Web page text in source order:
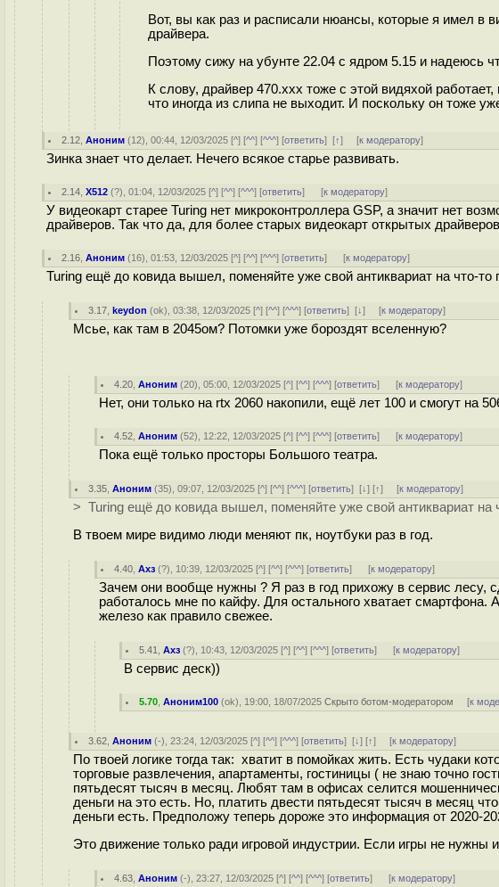
Вот, вы как раз и расписали нюансы, которые я имел в
драйвера.
Поэтому сижу на убунте 22.04 с ядром 5.15 и надеюсь
К слову, драйвер 470.ххх тоже с этой видяхой
что иногда из слипа не выходит. И поскольку он тоже
2.12 ,Аноним (12), 00:44, 12/03/2025 [^] [^^] [^^^] [ответить][↑] [к модератору]
Зинка знает что делает. Нечего всякое старье развивать.
2.14 ,X512 (?), 01:04, 12/03/2025 [^] [^^] [^^^] [ответить] [к модератору]
У видеокарт старее Turing нет микроконтроллера GSP, а значит нет
драйверов. Так что да, для более старых видеокарт открытых
2.16 ,Аноним (16), 01:53, 12/03/2025 [^] [^^] [^^^] [ответить] [к модератору]
Turing ещё до ковида вышел, поменяйте уже свой антиквариат на что-то
3.17 ,keydon (ok), 03:38, 12/03/2025 [^] [^^] [^^^] [ответить][↓] [к модератору]
Мсье, как там в 2045ом? Потомки уже бороздят вселенную?
4.20 ,Аноним (20), 05:00, 12/03/2025 [^] [^^] [^^^] [ответить] [к модератору]
Нет, они только на rtx 2060 накопили, ещё лет 100 и смогут на
4.52 ,Аноним (52), 12:22, 12/03/2025 [^] [^^] [^^^] [ответить] [к модератору]
Пока ещё только просторы Большого театра.
3.35 ,Аноним (35), 09:07, 12/03/2025 [^] [^^] [^^^] [ответить][↓] [↑] [к модератору]
> Turing ещё до ковида вышел, поменяйте уже свой антиквариат на
В твоем мире видимо люди меняют пк, ноутбуки раз в год.
4.40 ,Ахз (?), 10:39, 12/03/2025 [^] [^^] [^^^] [ответить] [к модератору]
Зачем они вообще нужны ? Я раз в год прихожу в сервис лесу,
работалось мне по кайфу. Для остального хватает
железо как правило свежее.
5.41 ,Ахз (?), 10:43, 12/03/2025 [^] [^^] [^^^] [ответить] [к модератору]
В сервис деск))
5.70 ,Аноним100 (ok), 19:00, 18/07/2025Скрыто ботом-модератором [к
3.62 ,Аноним (-), 23:24, 12/03/2025 [^] [^^] [^^^] [ответить][↓] [↑] [к модератору]
По твоей логике тогда так: хватит в помойках жить. Есть чудаки
торговые развлечения, апартаменты, гостиницы ( не знаю точно
пятьдесят тысяч в месяц. Любят там в офисах селится
деньги на это есть. Но, платить двести пятьдесят тысяч в месяц
деньги есть. Предположу теперь дороже это информация от 2020-
Это движение только ради игровой индустрии. Если игры не нужны
4.63 ,Аноним (-), 23:27, 12/03/2025 [^] [^^] [^^^] [ответить] [к модератору]